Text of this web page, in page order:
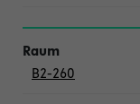
B2-260